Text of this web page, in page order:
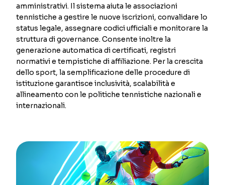
amministrativi. Il sistema aiuta le associazioni
tennistiche a gestire le nuove iscrizioni, convalidare lo
status legale, assegnare codici ufficiali e monitorare la
struttura di governance. Consente inoltre la
generazione automatica di certificati, registri
normativi e tempistiche di affiliazione. Per la crescita
dello sport, la semplificazione delle procedure di
istituzione garantisce inclusività, scalabilità e
allineamento con le politiche tennistiche nazionali e
internazionali.